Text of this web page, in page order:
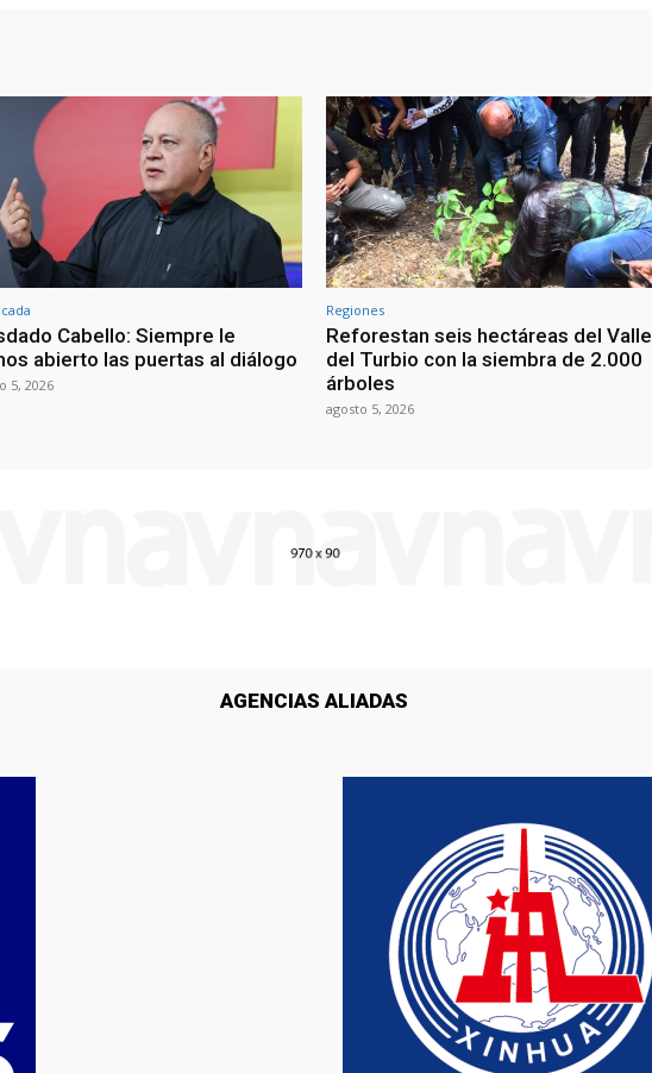
Cabello: Siempre le
abierto las puertas al diálogo
5, 2026
Regiones
Reforestan seis hectáreas del Valle
del Turbio con la siembra de 2.000
árboles
agosto 5, 2026
AGENCIAS ALIADAS